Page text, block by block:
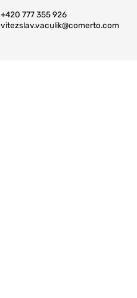
+420 777 355 926
vitezslav.vaculik@comerto.com